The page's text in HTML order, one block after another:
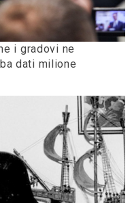
i gradovi ne
dati milione